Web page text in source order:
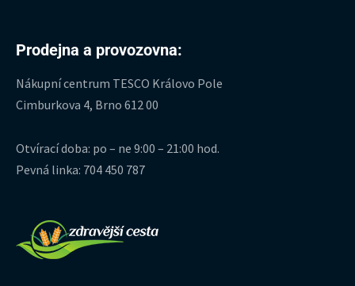
Prodejna a provozovna:
Nákupní centrum TESCO Královo Pole
Cimburkova 4, Brno 612 00
Otvírací doba: po – ne 9:00 – 21:00 hod.
Pevná linka: 704 450 787